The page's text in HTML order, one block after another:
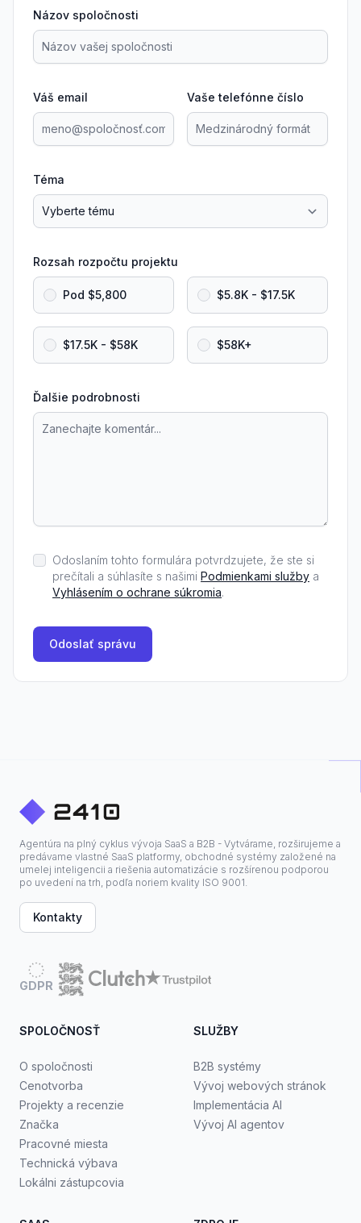
Názov spoločnosti
Váš email Vaše telefónne číslo
Téma
Rozsah rozpočtu projektu
Pod $5,800 $5.8K - $17.5K
$17.5K - $58K $58K+
Ďalšie podrobnosti
Odoslaním tohto formulára potvrdzujete, že ste si
prečítali a súhlasíte s našimi Podmienkami služby a
Vyhlásením o ochrane súkromia.
Odoslať správu
Agentúra na plný cyklus vývoja SaaS a B2B - Vytvárame, rozširujeme a
predávame vlastné SaaS platformy, obchodné systémy založené na
umelej inteligencii a riešenia automatizácie s rozšírenou podporou
po uvedení na trh, podľa noriem kvality ISO 9001.
Kontakty
GDPR
SPOLOČNOSŤ
O spoločnosti
Cenotvorba
Projekty a recenzie
Značka
Pracovné miesta
Technická výbava
Lokálni zástupcovia
SLUŽBY
B2B systémy
Vývoj webových stránok
Implementácia AI
Vývoj AI agentov